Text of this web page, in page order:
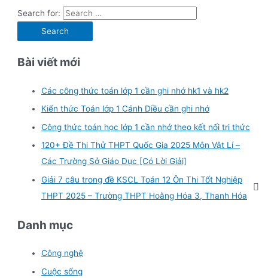
Search for:
Bài viết mới
Các công thức toán lớp 1 cần ghi nhớ hk1 và hk2
Kiến thức Toán lớp 1 Cánh Diều cần ghi nhớ
Công thức toán học lớp 1 cần nhớ theo kết nối tri thức
120+ Đề Thi Thử THPT Quốc Gia 2025 Môn Vật Lí –
Các Trường Sở Giáo Dục [Có Lời Giải]
Giải 7 câu trong đề KSCL Toán 12 Ôn Thi Tốt Nghiệp
THPT 2025 – Trường THPT Hoằng Hóa 3, Thanh Hóa
Danh mục
Công nghệ
Cuộc sống